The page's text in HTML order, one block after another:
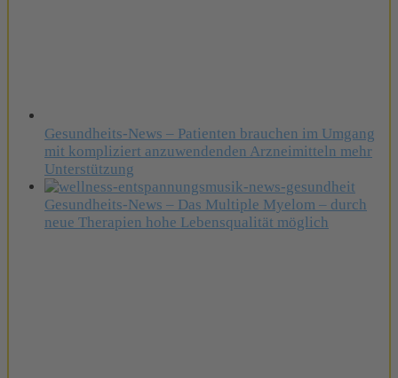
Gesundheits-News – Patienten brauchen im Umgang
mit kompliziert anzuwendenden Arzneimitteln mehr
Unterstützung
Gesundheits-News – Das Multiple Myelom – durch
neue Therapien hohe Lebensqualität möglich